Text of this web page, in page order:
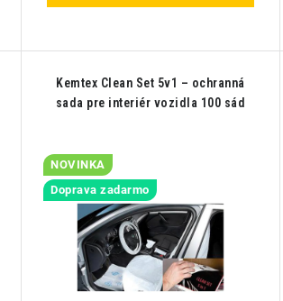
Kemtex Clean Set 5v1 – ochranná
sada pre interiér vozidla 100 sád
NOVINKA
Doprava zadarmo